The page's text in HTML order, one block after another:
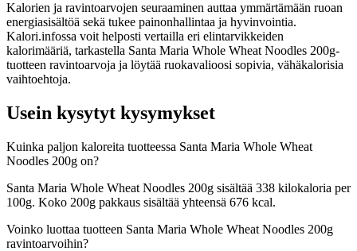
Kalorien ja ravintoarvojen seuraaminen auttaa ymmärtämään ruoan
energiasisältöä sekä tukee painonhallintaa ja hyvinvointia.
Kalori.infossa voit helposti vertailla eri elintarvikkeiden
kalorimääriä, tarkastella Santa Maria Whole Wheat Noodles 200g-
tuotteen ravintoarvoja ja löytää ruokavalioosi sopivia, vähäkalorisia
vaihtoehtoja.
Usein kysytyt kysymykset
Kuinka paljon kaloreita tuotteessa Santa Maria Whole Wheat
Noodles 200g on?
Santa Maria Whole Wheat Noodles 200g sisältää 338 kilokaloria per
100g. Koko 200g pakkaus sisältää yhteensä 676 kcal.
Voinko luottaa tuotteen Santa Maria Whole Wheat Noodles 200g
ravintoarvoihin?